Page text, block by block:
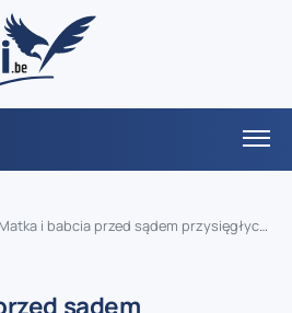
Matka i babcia przed sądem przysięgłych – noworodki ukryte w torbie na zakupy
sądem